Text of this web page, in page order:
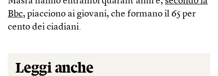
Bbc, piacciono ai giovani, che formano il 65 per
cento dei ciadiani.
Leggi anche